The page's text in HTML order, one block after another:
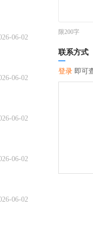
06-02
06-02
06-02
06-02
06-02
限200字
联系方式
登录 即可